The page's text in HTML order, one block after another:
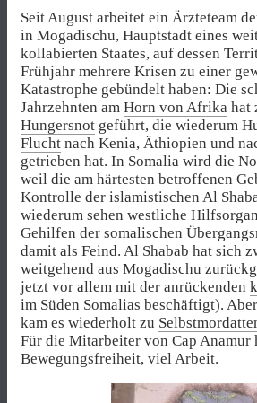
Seit August arbeitet ein Ärzteteam
in Mogadischu, Hauptstadt eines
kollabierten Staates, auf dessen
Frühjahr mehrere Krisen zu einer
Katastrophe gebündelt haben: Die
Jahrzehnten am Horn von Afrika hat
Hungersnot geführt, die wiederum
Flucht nach Kenia, Äthiopien und
getrieben hat. In Somalia wird die
weil die am härtesten betroffenen
Kontrolle der islamistischen Al
wiederum sehen westliche
Gehilfen der somalischen
damit als Feind. Al Shabab hat sich
weitgehend aus Mogadischu
jetzt vor allem mit der anrückenden
im Süden Somalias beschäftigt).
kam es wiederholt zu
Für die Mitarbeiter von Cap Anamur
Bewegungsfreiheit, viel Arbeit.